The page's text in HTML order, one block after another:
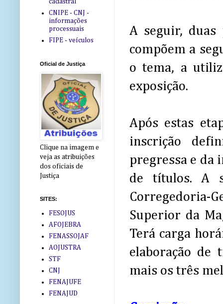
A seguir, duas
compõem a
o tema, a
exposição.
Após estas
inscrição
pregressa e da
de títulos. A
Superior da
Terá carga
elaboração de
mais os três
cadastral
CNIPE - CNJ -
informações
processuais
FIPE - veículos
Oficial de Justiça
Clique na imagem e
veja as atribuições
dos oficiais de
Justiça
SITES:
FESOJUS
AFOJEBRA
FENASSOJAF
AOJUSTRA
STF
CNJ
FENAJUFE
FENAJUD